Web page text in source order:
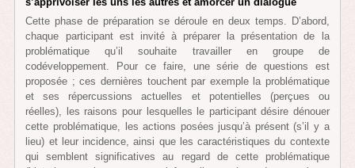
Cette phase de préparation se déroule en deux temps. D’abord,
chaque participant est invité à préparer la présentation de la
problématique qu’il souhaite travailler en groupe de
codéveloppement. Pour ce faire, une série de questions est
proposée ; ces dernières touchent par exemple la problématique
et ses répercussions actuelles et potentielles (perçues ou
réelles), les raisons pour lesquelles le participant désire dénouer
cette problématique, les actions posées jusqu’à présent (s’il y a
lieu) et leur incidence, ainsi que les caractéristiques du contexte
qui semblent significatives au regard de cette problématique